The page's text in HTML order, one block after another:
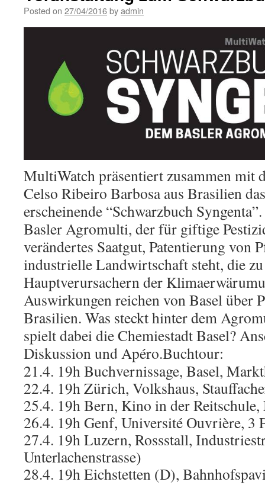
Posted on 27/04/2016byadmin
MultiWatch präsentiert zusammen mit
Celso Ribeiro Barbosa aus Brasilien
erscheinende “Schwarzbuch
Basler Agromulti, der für giftige
verändertes Saatgut, Patentierung von
industrielle Landwirtschaft steht, die
Hauptverursachern der
Auswirkungen reichen von Basel über
Brasilien. Was steckt hinter dem
spielt dabei die Chemiestadt Basel?
Diskussion und Apéro.Buchtour:
21.4. 19h Buchvernissage, Basel,
22.4. 19h Zürich, Volkshaus,
25.4. 19h Bern, Kino in der Reitschule,
26.4. 19h Genf, Université Ouvrière, 3
27.4. 19h Luzern, Rossstall,
Unterlachenstrasse)
28.4. 19h Eichstetten (D),